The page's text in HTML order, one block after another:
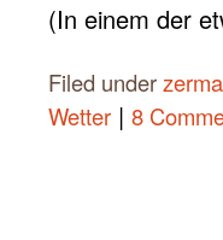
(In einem der
Filed under
Wetter | 8